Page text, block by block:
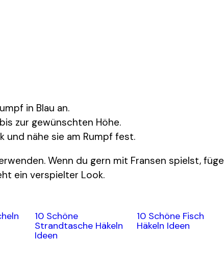
in Blau an.
zur gewünschten Höhe.
und nähe sie am Rumpf fest.
Wenn du gern mit Fransen spielst, füge
ein verspielter Look.
10 Schöne
Strandtasche Häkeln
Ideen
10 Schöne Fisch
Häkeln Ideen